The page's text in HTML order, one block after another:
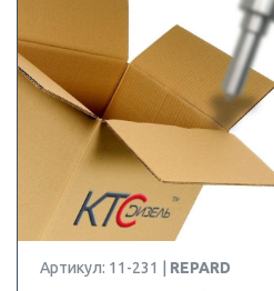
Артикул: 11-231 | REPARD